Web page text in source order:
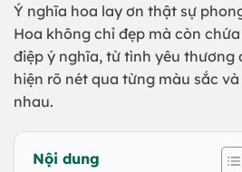
Ý nghĩa hoa lay ơn thật sự
Hoa không chỉ đẹp mà còn
điệp ý nghĩa, từ tình yêu thương
hiện rõ nét qua từng màu sắc
nhau.
Nội dung